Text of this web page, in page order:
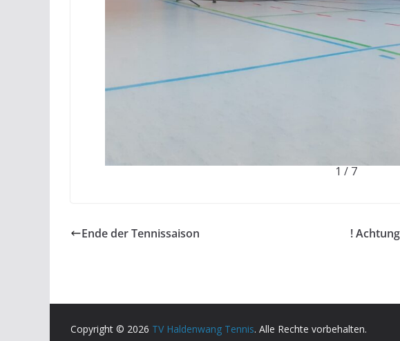
1 / 7
Ende der Tennissaison
!
Copyright © 2026 TV Haldenwang Tennis. Alle Rechte vorbehalten.